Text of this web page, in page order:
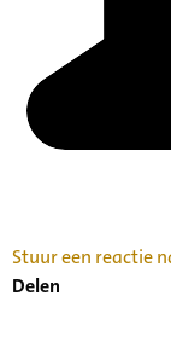
Stuur een reactie
Delen